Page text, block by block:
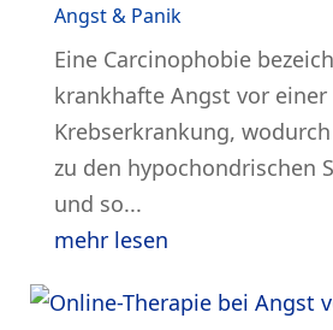
Angst & Panik
Eine Carcinophobie
krankhafte Angst vor einer
Krebserkrankung,
zu den hypochondrischen
und so...
mehr lesen